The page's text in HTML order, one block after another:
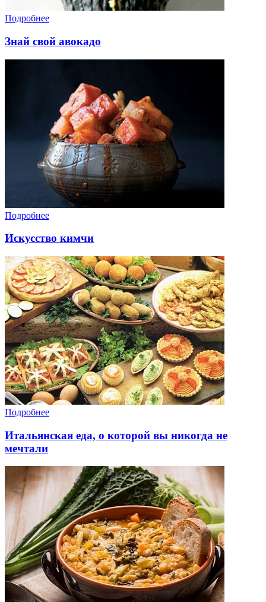
Подробнее
Знай свой авокадо
Подробнее
Искусство кимчи
Подробнее
Итальянская еда, о которой вы никогда не
мечтали